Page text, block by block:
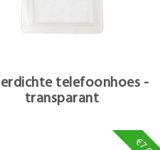
telefoonhoes -
transparant